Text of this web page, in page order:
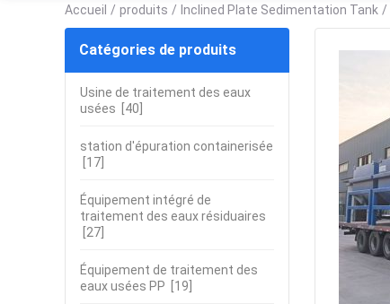
Accueil / produits / Inclined Plate Sedimentation Tank /
Catégories de produits
Usine de traitement des eaux
usées [40]
station d'épuration containerisée
[17]
Équipement intégré de
traitement des eaux résiduaires
[27]
Équipement de traitement des
eaux usées PP [19]